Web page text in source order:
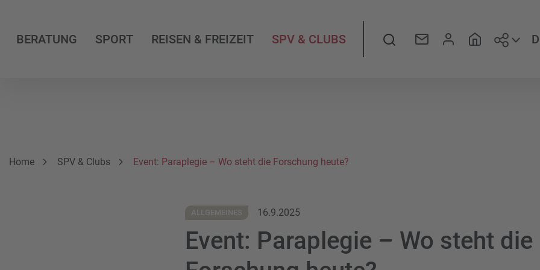
BERATUNG SPORT REISEN & FREIZEIT SPV & CLUBS Suche
Breadcrumbnavigation
Sie befinden sich hier:
Home SPV & Clubs Event: Paraplegie – Wo steht die Forschung heute?
ALLGEMEINES 16.9.2025
Event: Paraplegie – Wo steht die